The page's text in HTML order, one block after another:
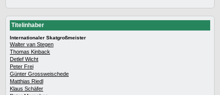
Titelinhaber
Internationaler Skatgroßmeister
Walter van Stegen
Thomas Kinback
Detlef Wicht
Peter Frei
Günter Grossweischede
Matthias Riedl
Klaus Schäfer